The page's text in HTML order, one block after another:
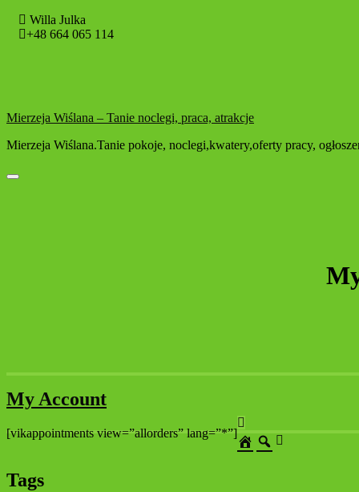
Willa Julka
+48 664 065 114
Mierzeja Wiślana – Tanie noclegi, praca, atrakcje
Mierzeja Wiślana.Tanie pokoje, noclegi,kwatery,oferty pracy,
Toggle navigation
My Account
[vikappointments view=”allorders” lang=”*”]
Tags